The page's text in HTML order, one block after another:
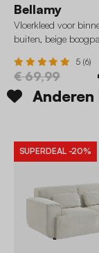
Bellamy
Vloerkleed voor
buiten, beige
5 (6)
€ 69,99
Anderen
SUPERDEAL -20%